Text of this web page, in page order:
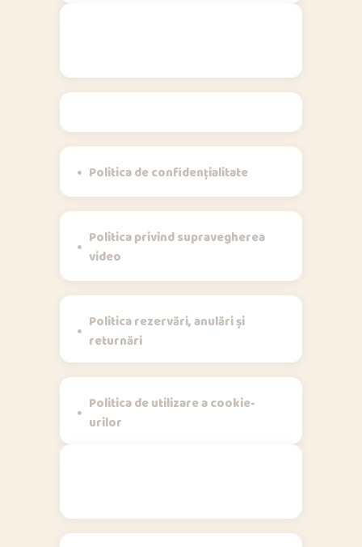
Politica de confidențialitate
Politica privind supravegherea
video
Politica rezervări, anulări și
returnări
Politica de utilizare a cookie-
urilor